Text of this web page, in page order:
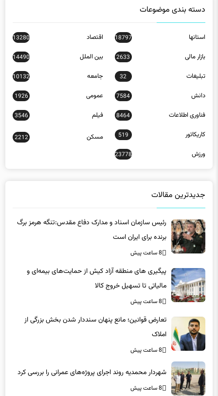
دسته بندی موضوعات
استانها 18797 اقتصاد 13280
بازار مالی 2633 بین الملل 14490
تبلیغات 32 جامعه 10132
دانش 7584 عمومی 1926
فناوری اطلاعات 8464 فیلم 3546
کاریکاتور 519 مسکن 2212
ورزش 23778
جدیدترین مقالات
رئیس سازمان اسناد و مدارک دفاع مقدس:تنگه هرمز برگ
برنده برای ایران است
8 ساعت پیش
پیگیری های منطقه آزاد کیش از حمایت‌های بیمه‌ای و
مالیاتی تا تسهیل خروج کالا
8 ساعت پیش
تعارض قوانین؛ مانع پنهان سنددار شدن بخش بزرگی از
املاک
8 ساعت پیش
شهردار محمدیه روند اجرای پروژه‌های عمرانی را بررسی کرد
8 ساعت پیش